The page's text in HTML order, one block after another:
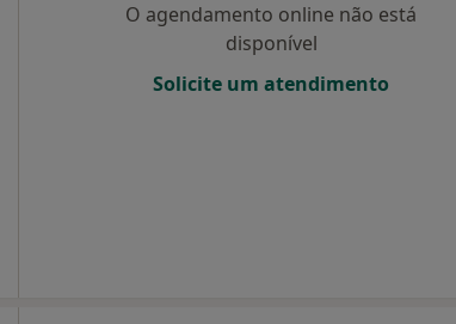
O agendamento online não está
disponível
Solicite um atendimento